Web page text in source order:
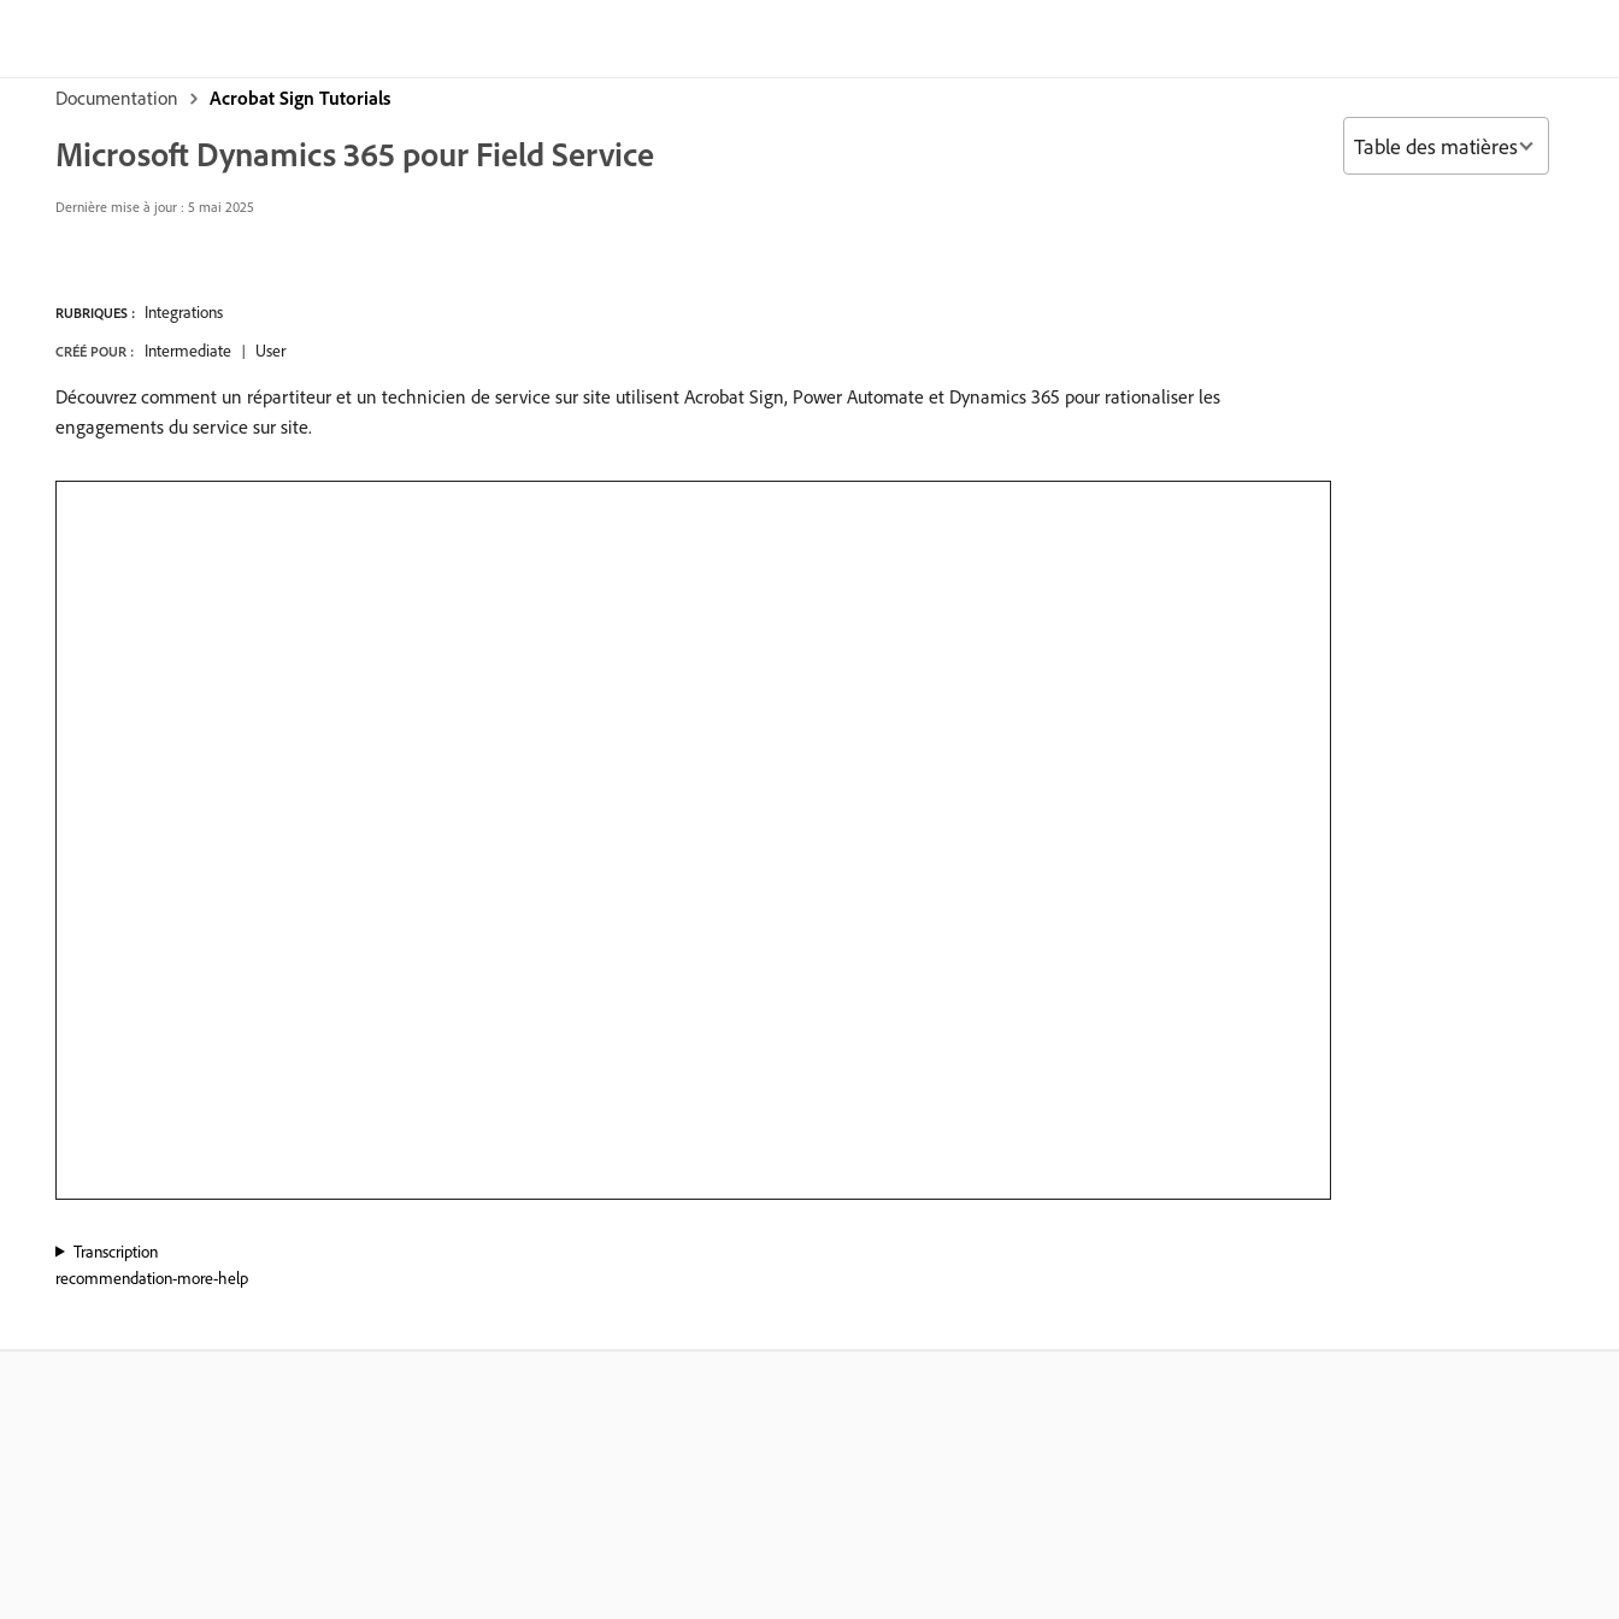
Documentation Acrobat Sign Tutorials
Microsoft Dynamics 365 pour Field Service
Dernière mise à jour : 5 mai 2025
RUBRIQUES : Integrations
CRÉÉ POUR : Intermediate User
Découvrez comment un répartiteur et un technicien de service sur site utilisent Acrobat Sign, Power Automate et Dynamics 365 pour rationaliser les
engagements du service sur site.
Transcription
recommendation-more-help
Table des matières